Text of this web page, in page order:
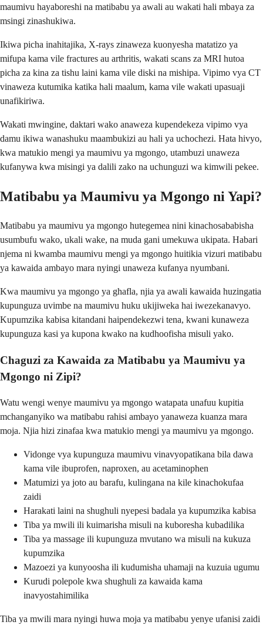
maumivu hayaboreshi na matibabu ya awali au wakati hali mbaya za
msingi zinashukiwa.
Ikiwa picha inahitajika, X-rays zinaweza kuonyesha matatizo ya
mifupa kama vile fractures au arthritis, wakati scans za MRI hutoa
picha za kina za tishu laini kama vile diski na mishipa. Vipimo vya CT
vinaweza kutumika katika hali maalum, kama vile wakati upasuaji
unafikiriwa.
Wakati mwingine, daktari wako anaweza kupendekeza vipimo vya
damu ikiwa wanashuku maambukizi au hali ya uchochezi. Hata hivyo,
kwa matukio mengi ya maumivu ya mgongo, utambuzi unaweza
kufanywa kwa misingi ya dalili zako na uchunguzi wa kimwili pekee.
Matibabu ya Maumivu ya Mgongo ni Yapi?
Matibabu ya maumivu ya mgongo hutegemea nini kinachosababisha
usumbufu wako, ukali wake, na muda gani umekuwa ukipata. Habari
njema ni kwamba maumivu mengi ya mgongo huitikia vizuri matibabu
ya kawaida ambayo mara nyingi unaweza kufanya nyumbani.
Kwa maumivu ya mgongo ya ghafla, njia ya awali kawaida huzingatia
kupunguza uvimbe na maumivu huku ukijiweka hai iwezekanavyo.
Kupumzika kabisa kitandani haipendekezwi tena, kwani kunaweza
kupunguza kasi ya kupona kwako na kudhoofisha misuli yako.
Chaguzi za Kawaida za Matibabu ya Maumivu ya
Mgongo ni Zipi?
Watu wengi wenye maumivu ya mgongo watapata unafuu kupitia
mchanganyiko wa matibabu rahisi ambayo yanaweza kuanza mara
moja. Njia hizi zinafaa kwa matukio mengi ya maumivu ya mgongo.
Vidonge vya kupunguza maumivu vinavyopatikana bila dawa
kama vile ibuprofen, naproxen, au acetaminophen
Matumizi ya joto au barafu, kulingana na kile kinachokufaa
zaidi
Harakati laini na shughuli nyepesi badala ya kupumzika kabisa
Tiba ya mwili ili kuimarisha misuli na kuboresha kubadilika
Tiba ya massage ili kupunguza mvutano wa misuli na kukuza
kupumzika
Mazoezi ya kunyoosha ili kudumisha uhamaji na kuzuia ugumu
Kurudi polepole kwa shughuli za kawaida kama
inavyostahimilika
Tiba ya mwili mara nyingi huwa moja ya matibabu yenye ufanisi zaidi